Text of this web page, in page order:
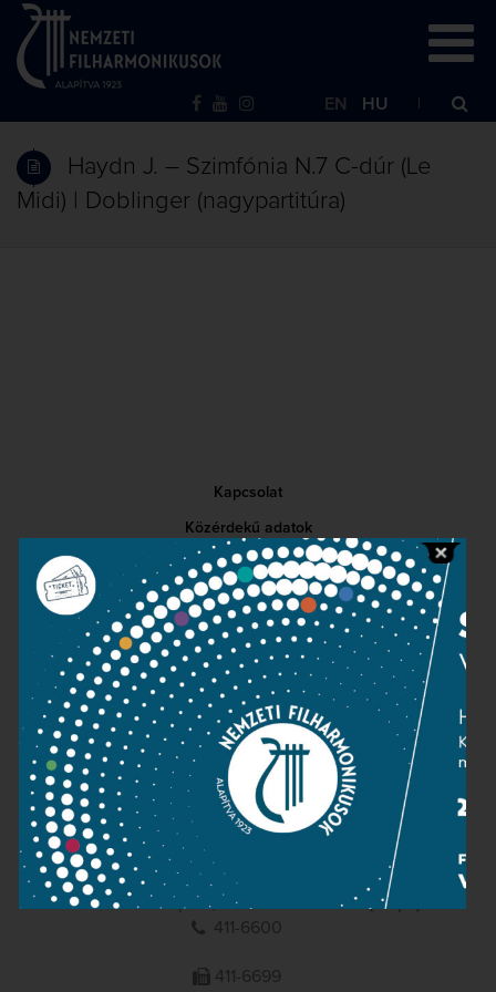
EN HU
Haydn J. – Szimfónia N.7 C-dúr (Le
Midi) | Doblinger (nagypartitúra)
Kapcsolat
Közérdekű adatok
Sajtószoba
Adatvédelem
Impresszum
NEMZETI
FILHARMONIKUSOK
1095 Budapest, Komor Marcell u. 1. (Müpa)
411-6600
411-6699